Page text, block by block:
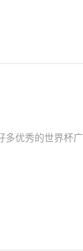
多优秀的世界杯广